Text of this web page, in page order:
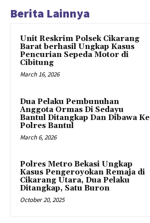
Berita Lainnya
Unit Reskrim Polsek Cikarang
Barat berhasil Ungkap Kasus
Pencurian Sepeda Motor di
Cibitung
March 16, 2026
Dua Pelaku Pembunuhan
Anggota Ormas Di Sedayu
Bantul Ditangkap Dan Dibawa Ke
Polres Bantul
March 6, 2026
Polres Metro Bekasi Ungkap
Kasus Pengeroyokan Remaja di
Cikarang Utara, Dua Pelaku
Ditangkap, Satu Buron
October 20, 2025